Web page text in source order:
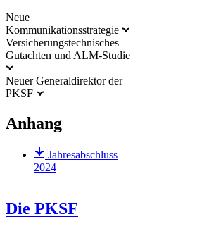
Neue
Kommunikationsstrategie
Versicherungstechnisches
Gutachten und ALM-Studie
Neuer Generaldirektor der
PKSF
Anhang
Jahresabschluss
2024
Die PKSF